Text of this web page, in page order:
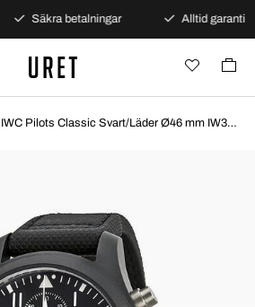
Säkra betalningar Alltid garanti
IWC Pilots Classic Svart/Läder Ø46 mm IW388007